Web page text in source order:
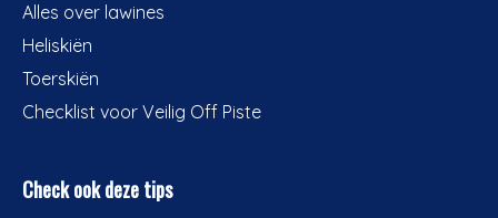
Alles over lawines
Heliskiën
Toerskiën
Checklist voor Veilig Off Piste
Check ook deze tips